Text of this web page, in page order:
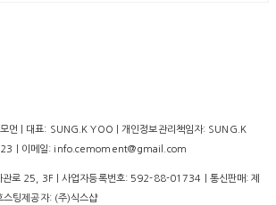
먼 | 대표: SUNG.K YOO | 개인정보관리책임자: SUNG.K
| 이메일: info.cemoment@gmail.com
관로 25, 3F | 사업자등록번호: 592-88-01734 | 통신판매:제
팅제공자: (주)식스샵